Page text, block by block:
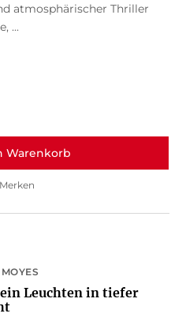
atmosphärischer Thriller
...
Warenkorb
Merken
Leuchten in tiefer